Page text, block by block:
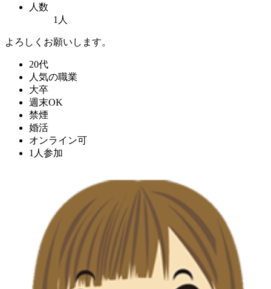
人数
1人
よろしくお願いします。
20代
人気の職業
大卒
週末OK
禁煙
婚活
オンライン可
1人参加